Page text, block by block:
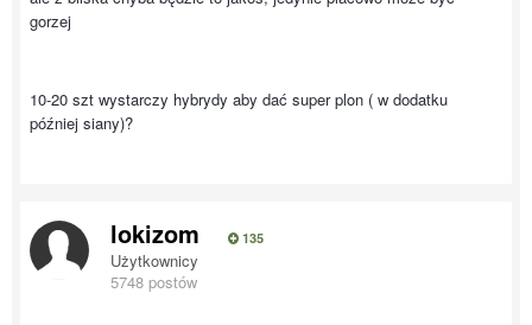
gorzej
10-20 szt wystarczy hybrydy aby dać super plon ( w dodatku
później siany)?
lokizom 135
Użytkownicy
5748 postów